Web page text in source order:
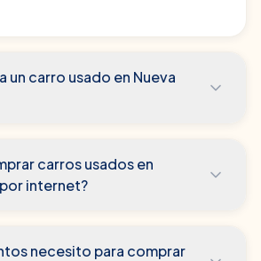
un carro usado en Nueva
carros usados en
internet?
necesito para comprar